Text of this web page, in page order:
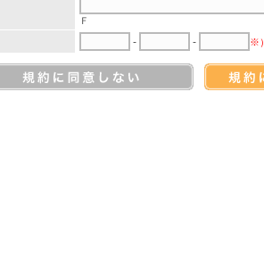
Ｆ
- - ※